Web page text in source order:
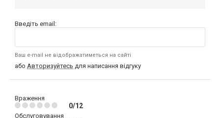
Введіть email:
Ваш e-mail не відображатиметься на сайті
або Авторизуйтесь для написання відгуку
Враження
0/12
Обслуговування